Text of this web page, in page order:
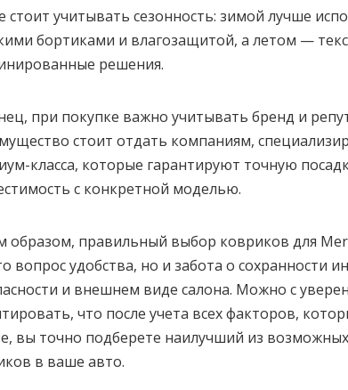
стоит учитывать сезонность: зимой лучше
бортиками и влагозащитой, а летом —
решения.
при покупке важно учитывать бренд и
стоит отдать компаниям,
класса, которые гарантируют точную
с конкретной моделью.
образом, правильный выбор ковриков для
вопрос удобства, но и забота о сохранности
и внешнем виде салона. Можно с
что после учета всех факторов,
вы точно подберете наилучший из
в ваше авто.